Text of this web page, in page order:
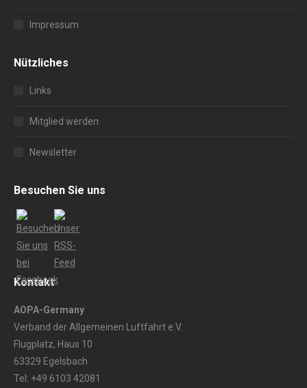
Impressum
Nützliches
Links
Mitglied werden
Newsletter
Besuchen Sie uns
Kontakt
AOPA-Germany
Verband der Allgemeinen Luftfahrt e.V.
Flugplatz, Haus 10
63329 Egelsbach
Tel: +49 6103 42081